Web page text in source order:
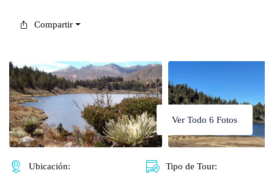
🌴 Los Roques
🌴 Mochima
🌴 Morrocoy
🌴 Península de Paria
🌴 Delta del Orinoco
🌴 Catatumbo
Circuitos
Promociones
Contacto
Compartir
Ver Todo 6 Fotos
Ubicación:
Tipo de Tour: